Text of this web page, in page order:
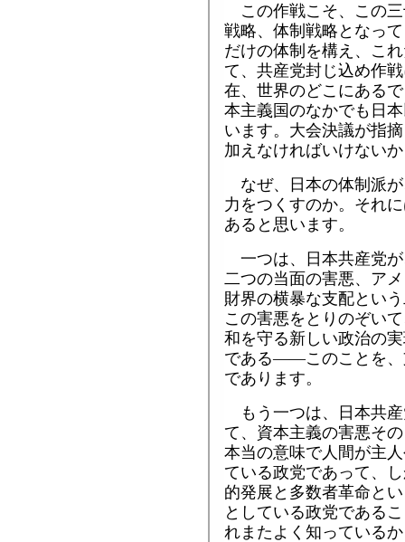
この作戦こそ、この
戦略、体制戦略となっ
だけの体制を構え、こ
て、共産党封じ込め作
在、世界のどこにある
本主義国のなかでも日
います。大会決議が指
加えなければいけない
なぜ、日本の体制派が
力をつくすのか。それ
あると思います。
一つは、日本共産党
二つの当面の害悪、ア
財界の横暴な支配とい
この害悪をとりのぞい
和を守る新しい政治の
である――このことを、
であります。
もう一つは、日本共
て、資本主義の害悪そ
本当の意味で人間が主
ている政党であって、
的発展と多数者革命と
としている政党である
れまたよく知っている